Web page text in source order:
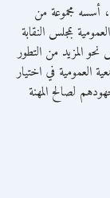
أسسه مجموعة من
بمجلس النقابة
نحو المزيد من التطور
العمومية في اختيار
لصالح المهنة